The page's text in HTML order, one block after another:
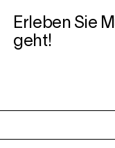
Erleben Sie
geht!